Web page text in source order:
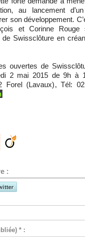
au lancement
son développement.
et Corinne Rouge
de Swissclôture en
ouvertes de
2 mai 2015 de 9h à
Forel (Lavaux), Tél:
:
* :